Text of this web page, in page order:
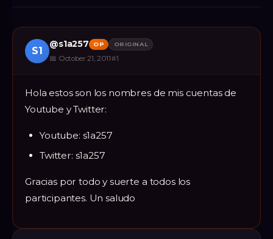
S1
@s1a257 OP ORIGINAL
📅 October 21, 2011#1
Hola estos son los nombres de mis cuentas de
Youtube y Twitter:
Youtube: s1a257
Twitter: s1a257
Gracias por todo y suerte a todos los
participantes. Un saludo